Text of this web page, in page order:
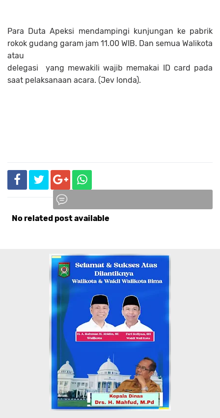
Para Duta Apeksi mendampingi kunjungan ke pabrik
rokok gudang garam jam 11.00 WIB. Dan semua Walikota
atau
delegasi yang mewakili wajib memakai ID card pada
saat pelaksanaan acara. (Jev londa).
No related post available